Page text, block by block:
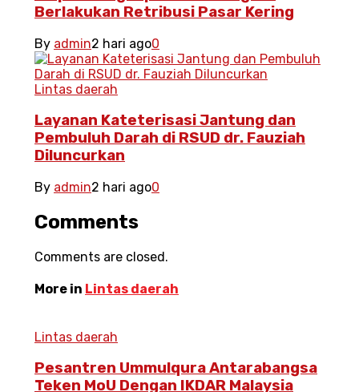
Berlakukan Retribusi Pasar Kering
By admin2 hari ago0
Lintas daerah
Layanan Kateterisasi Jantung dan
Pembuluh Darah di RSUD dr. Fauziah
Diluncurkan
By admin2 hari ago0
Comments
Comments are closed.
More in Lintas daerah
Lintas daerah
Pesantren Ummulqura Antarabangsa
Teken MoU Dengan IKDAR Malaysia